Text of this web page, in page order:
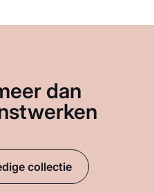
dan
collectie